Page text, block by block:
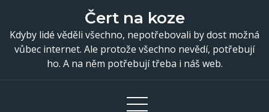
content
Čert na koze
Kdyby lidé věděli všechno, nepotřebovali by dost možná
vůbec internet. Ale protože všechno nevědí, potřebují
ho. A na něm potřebují třeba i náš web.